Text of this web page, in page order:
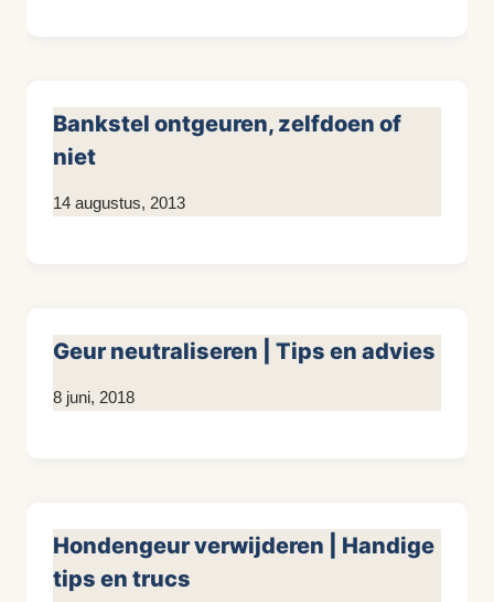
Bankstel ontgeuren, zelfdoen of
niet
Door
14 augustus, 2013
Geur neutraliseren | Tips en advies
Door
8 juni, 2018
Hondengeur verwijderen | Handige
tips en trucs